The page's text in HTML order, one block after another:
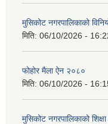
मुसिकोट नगरपालिकाको
मिति: 06/10/2026 -
फोहोर मैला ऐन २०८०
मिति: 06/10/2026 -
मुसिकोट नगरपालिकाको